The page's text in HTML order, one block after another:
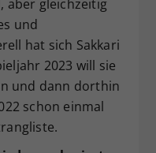
aber gleichzeitig
und
hat sich Sakkari
2023 will sie
und dann dorthin
schon einmal